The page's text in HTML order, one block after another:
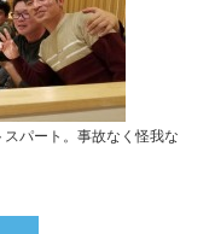
パート。事故なく怪我な